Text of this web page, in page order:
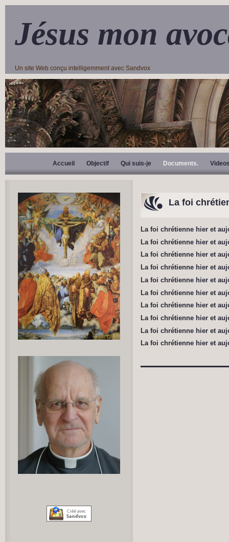
Jésus mon
Un site Web conçu intelligemment avec Sandvox
Accueil Objectif Qui suis-je Documents.
La foi
La foi chrétienne hier et
La foi chrétienne hier et
La foi chrétienne hier et
La foi chrétienne hier et
La foi chrétienne hier et
La foi chrétienne hier et
La foi chrétienne hier et
La foi chrétienne hier et
La foi chrétienne hier et
La foi chrétienne hier et